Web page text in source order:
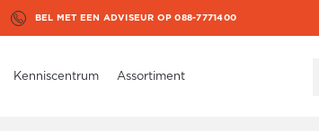
BEL MET EEN ADVISEUR OP 088-7771400
Kenniscentrum Assortiment